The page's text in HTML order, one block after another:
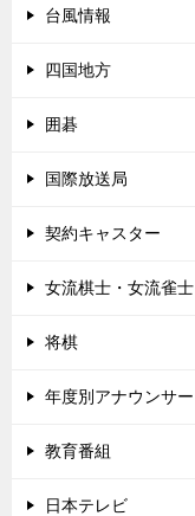
台風情報
四国地方
囲碁
国際放送局
契約キャスター
女流棋士・女流雀士
将棋
年度別アナウンサー
教育番組
日本テレビ